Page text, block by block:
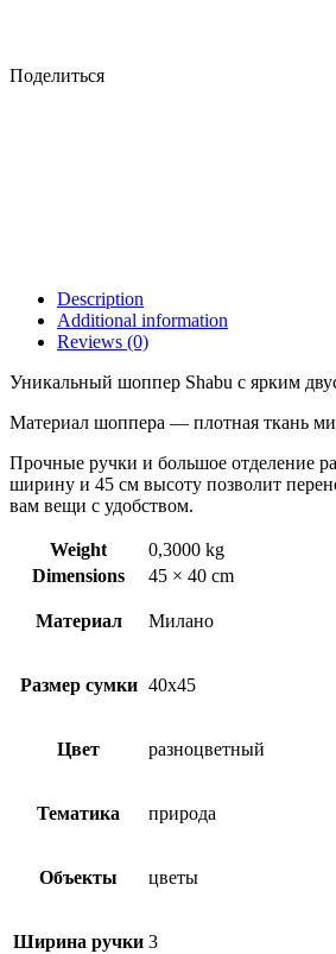
Поделиться
Description
Additional information
Reviews (0)
Уникальный шоппер Shabu с ярким
Материал шоппера — плотная ткань
Прочные ручки и большое отделение
ширину и 45 см высоту позволит
вам вещи с удобством.
Weight
0,3000 kg
Dimensions
45 × 40 cm
Материал Милано
Размер сумки 40х45
Цвет разноцветный
Тематика природа
Объекты цветы
Ширина ручки 3